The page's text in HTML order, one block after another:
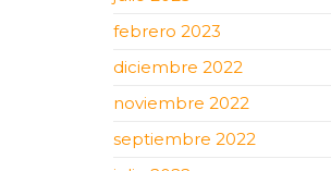
febrero 2023
diciembre 2022
noviembre 2022
septiembre 2022